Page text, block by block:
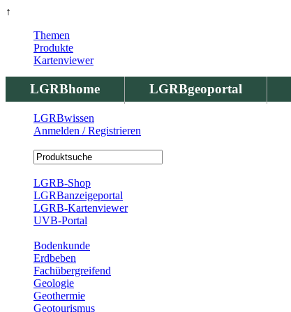
↑
LGRBhome LGRBgeoportal
Themen
Produkte
Kartenviewer
LGRBwissen
Anmelden / Registrieren
LGRB-Shop
LGRBanzeigeportal
LGRB-Kartenviewer
UVB-Portal
Bodenkunde
Erdbeben
Fachübergreifend
Geologie
Geothermie
Geotourismus